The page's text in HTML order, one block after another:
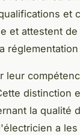
et
et attestent
leur
distinction
la qualité
a